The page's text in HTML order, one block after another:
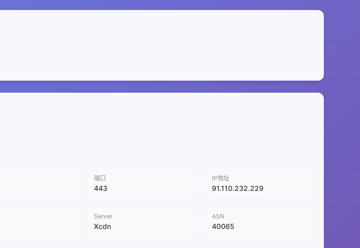
端口
443
IP地址
91.110.232.229
Server
Xcdn
ASN
40065